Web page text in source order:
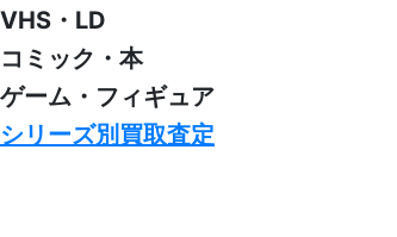
VHS・LD
コミック・本
ゲーム・フィギュア
シリーズ別買取査定